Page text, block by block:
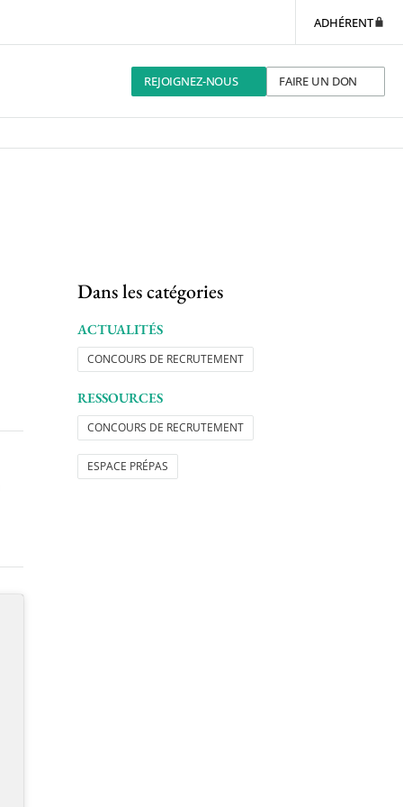
ADHÉRENT
REJOIGNEZ-NOUS FAIRE UN DON
Dans les catégories
ACTUALITÉS
CONCOURS DE RECRUTEMENT
RESSOURCES
CONCOURS DE RECRUTEMENT
ESPACE PRÉPAS